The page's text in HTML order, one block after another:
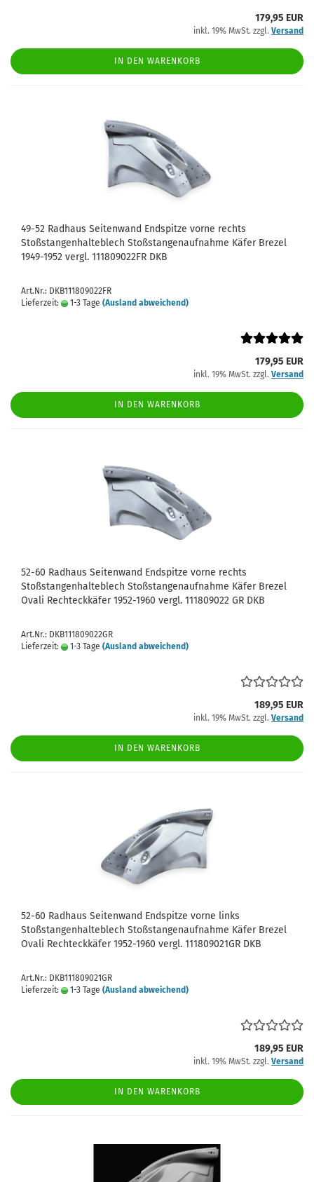
179,95 EUR
inkl. 19% MwSt. zzgl. Versand
IN DEN WARENKORB
49-52 Radhaus Seitenwand Endspitze vorne rechts
Stoßstangenhalteblech Stoßstangenaufnahme Käfer Brezel
1949-1952 vergl. 111809022FR DKB
Art.Nr.: DKB111809022FR
Lieferzeit:
1-3 Tage (Ausland abweichend)
179,95 EUR
inkl. 19% MwSt. zzgl. Versand
IN DEN WARENKORB
52-60 Radhaus Seitenwand Endspitze vorne rechts
Stoßstangenhalteblech Stoßstangenaufnahme Käfer Brezel
Ovali Rechteckkäfer 1952-1960 vergl. 111809022 GR DKB
Art.Nr.: DKB111809022GR
Lieferzeit:
1-3 Tage (Ausland abweichend)
189,95 EUR
inkl. 19% MwSt. zzgl. Versand
IN DEN WARENKORB
52-60 Radhaus Seitenwand Endspitze vorne links
Stoßstangenhalteblech Stoßstangenaufnahme Käfer Brezel
Ovali Rechteckkäfer 1952-1960 vergl. 111809021GR DKB
Art.Nr.: DKB111809021GR
Lieferzeit:
1-3 Tage (Ausland abweichend)
189,95 EUR
inkl. 19% MwSt. zzgl. Versand
IN DEN WARENKORB